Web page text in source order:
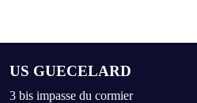
US GUECELARD
3 bis impasse du cormier